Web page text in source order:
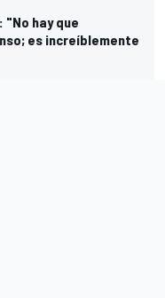
"No hay que
es increíblemente